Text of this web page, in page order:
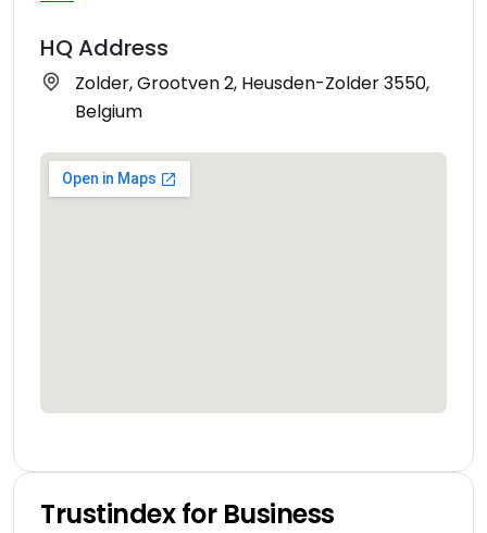
HQ Address
Zolder, Grootven 2, Heusden-Zolder 3550,
Belgium
Trustindex for Business